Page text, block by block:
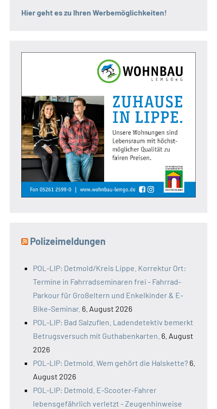
Hier geht es zu Ihren Werbemöglichkeiten!
Polizeimeldungen
POL-LIP: Detmold/Kreis Lippe. Korrektur Ort:
Termine in Fahrradseminaren frei - Fahrrad-
Parkour für Großeltern und Enkelkinder & E-
Bike-Seminar. 6. August 2026
POL-LIP: Bad Salzuflen. Ladendetektiv bemerkt
Betrugsversuch mit Guthabenkarten. 6. August
2026
POL-LIP: Detmold. Wem gehört die Halskette? 6.
August 2026
POL-LIP: Detmold. E-Scooter-Fahrer
lebensgefährlich verletzt - Zeugenhinweise